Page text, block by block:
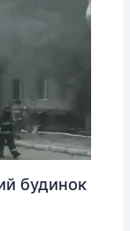
будинок